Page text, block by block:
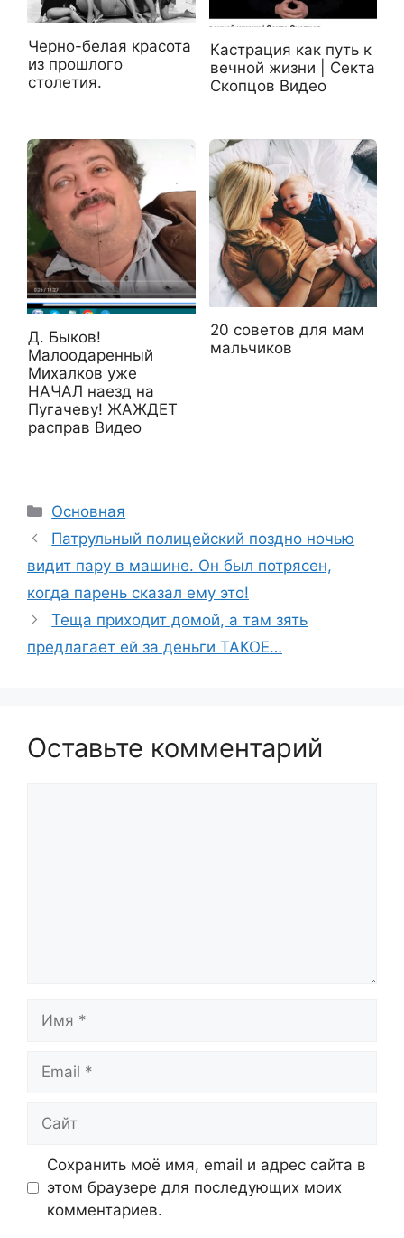
Черно-белая красота
из прошлого
столетия.
Кастрация как путь к
вечной жизни | Секта
Скопцов Видео
Д. Быков!
Малоодаренный
Михалков уже
НАЧАЛ наезд на
Пугачеву! ЖАЖДЕТ
расправ Видео
20 советов для мам
мальчиков
Рубрики
Основная
Патрульный полицейский поздно ночью
видит пару в машине. Он был потрясен,
когда парень сказал ему это!
Теща приходит домой, а там зять
предлагает ей за деньги ТАКОЕ…
Оставьте комментарий
Сохранить моё имя, email и адрес сайта в
этом браузере для последующих моих
комментариев.